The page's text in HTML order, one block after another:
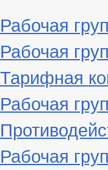
Рабочая
Рабочая
Тарифная
Рабочая
Рабочая